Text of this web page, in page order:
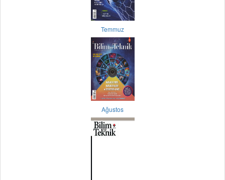
Temmuz
Ağustos